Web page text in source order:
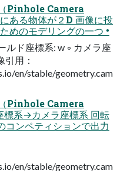
Pinhole Camera
ある物体が２D 画像に投
めのモデリングの一つ •
ルド座標系: w ◦ カメラ座
引用：
en/stable/geometry.cam
Pinhole Camera
系→カメラ座標系 回転
コンペティションで出力
en/stable/geometry.cam